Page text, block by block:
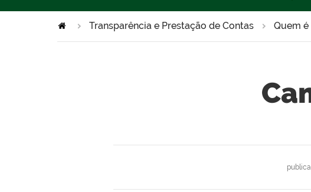
Transparência e Prestação de Contas Quem é